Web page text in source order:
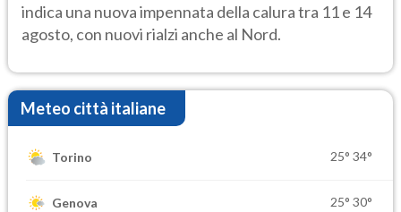
indica una nuova impennata della calura tra 11 e 14
agosto, con nuovi rialzi anche al Nord.
Meteo città italiane
Torino 25° 34°
Genova 25° 30°